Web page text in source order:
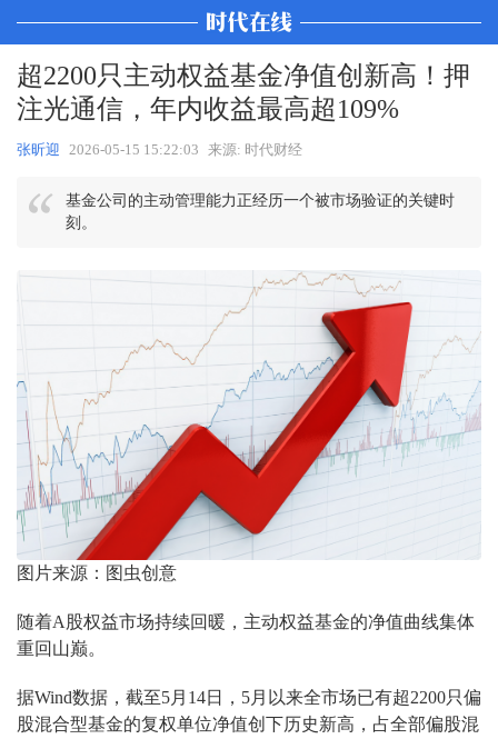
超2200只主动权益基金净值创新高！押
注光通信，年内收益最高超109%
张昕迎 2026-05-15 15:22:03 来源: 时代财经
基金公司的主动管理能力正经历一个被市场验证的关键时
刻。
图片来源：图虫创意
随着A股权益市场持续回暖，主动权益基金的净值曲线集体
重回山巅。
据Wind数据，截至5月14日，5月以来全市场已有超2200只偏
股混合型基金的复权单位净值创下历史新高，占全部偏股混